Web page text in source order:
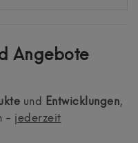
Angebote
und Entwicklungen,
- jederzeit